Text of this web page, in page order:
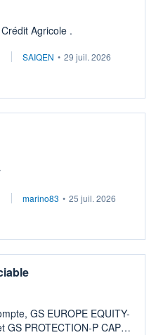
Agricole .
SAIQEN • 29 juil. 2026
marino83 • 25 juil. 2026
GS EUROPE EQUITY-
GS PROTECTION-P CAP